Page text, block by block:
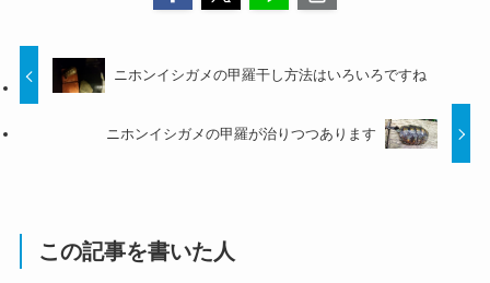
ニホンイシガメの甲羅干し方法はいろいろですね
ニホンイシガメの甲羅が治りつつあります
この記事を書いた人